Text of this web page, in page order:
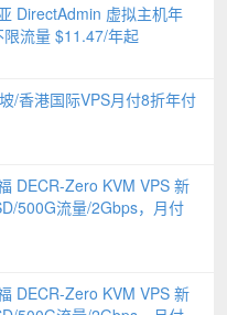
DirectAdmin 虚拟主机年
流量 $11.47/年起
/香港国际VPS月付8折年付
DECR-Zero KVM VPS 新
500G流量/2Gbps，月付
DECR-Zero KVM VPS 新